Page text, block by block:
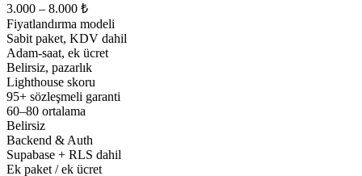
3.000 – 8.000 ₺
Fiyatlandırma modeli
Sabit paket, KDV dahil
Adam-saat, ek ücret
Belirsiz, pazarlık
Lighthouse skoru
95+ sözleşmeli garanti
60–80 ortalama
Belirsiz
Backend & Auth
Supabase + RLS dahil
Ek paket / ek ücret